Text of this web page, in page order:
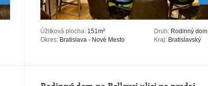
Úžitková plocha: 151m² Druh: Rodinný dom
Okres: Bratislava - Nové Mesto Kraj: Bratislavský